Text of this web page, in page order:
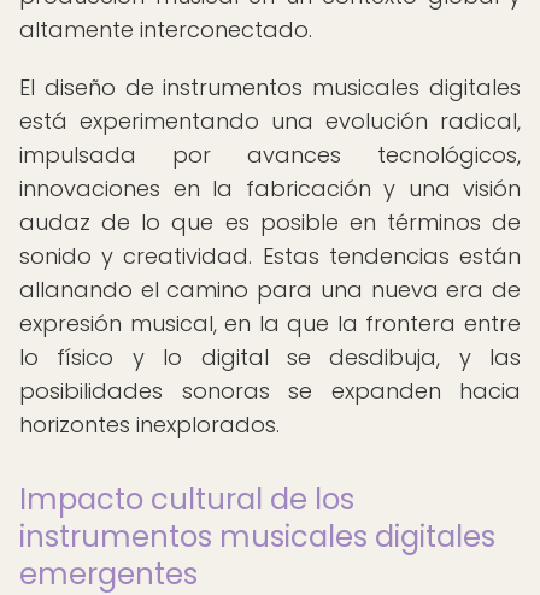
altamente interconectado.
El diseño de instrumentos musicales digitales
está experimentando una evolución radical,
impulsada por avances tecnológicos,
innovaciones en la fabricación y una visión
audaz de lo que es posible en términos de
sonido y creatividad. Estas tendencias están
allanando el camino para una nueva era de
expresión musical, en la que la frontera entre
lo físico y lo digital se desdibuja, y las
posibilidades sonoras se expanden hacia
horizontes inexplorados.
Impacto cultural de los
instrumentos musicales digitales
emergentes